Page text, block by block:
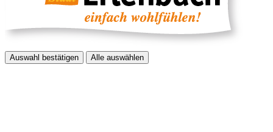
Auswahl bestätigen Alle auswählen